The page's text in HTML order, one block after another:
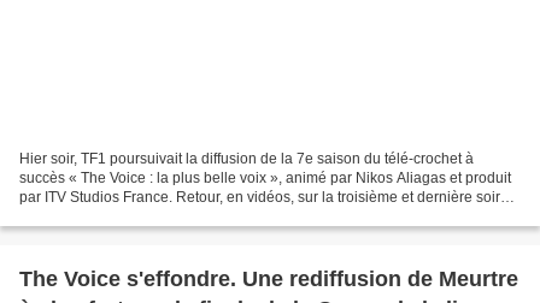
Hier soir, TF1 poursuivait la diffusion de la 7e saison du télé-crochet à
succès « The Voice : la plus belle voix », animé par Nikos Aliagas et produit
par ITV Studios France. Retour, en vidéos, sur la troisième et dernière soirée
The Voice s'effondre. Une rediffusion de Meurtre